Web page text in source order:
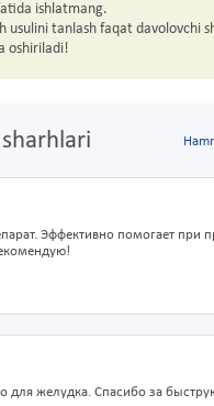
ishlatmang.
usulini tanlash faqat davolovchi
oshiriladi!
Эффективно помогает при
для желудка. Спасибо за